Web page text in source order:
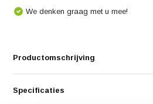
We denken graag met u mee!
Productomschrijving
Specificaties